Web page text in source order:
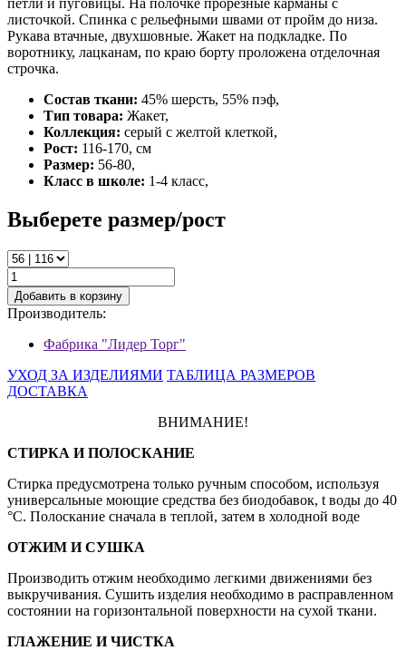
петли и пуговицы. На полочке прорезные карманы с
листочкой. Спинка с рельефными швами от пройм до низа.
Рукава втачные, двухшовные. Жакет на подкладке. По
воротнику, лацканам, по краю борту проложена отделочная
строчка.
Состав ткани: 45% шерсть, 55% пэф,
Тип товара: Жакет,
Коллекция: серый с желтой клеткой,
Рост: 116-170, см
Размер: 56-80,
Класс в школе: 1-4 класс,
Выберете размер/рост
Добавить в корзину
Производитель:
Фабрика "Лидер Торг"
УХОД ЗА ИЗДЕЛИЯМИ ТАБЛИЦА РАЗМЕРОВ
ДОСТАВКА
ВНИМАНИЕ!
СТИРКА И ПОЛОСКАНИЕ
Стирка предусмотрена только ручным способом, используя
универсальные моющие средства без биодобавок, t воды до 40
°С. Полоскание сначала в теплой, затем в холодной воде
ОТЖИМ И СУШКА
Производить отжим необходимо легкими движениями без
выкручивания. Сушить изделия необходимо в расправленном
состоянии на горизонтальной поверхности на сухой ткани.
ГЛАЖЕНИЕ И ЧИСТКА